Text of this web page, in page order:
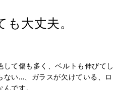
も大丈夫。
て傷も多く、ベルトも伸びてし
ない…、ガラスが欠けている、ロ
です。